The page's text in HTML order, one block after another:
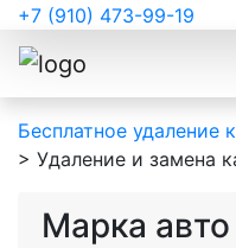
+7 (910) 473-99-19
Бесплатное удаление
> Удаление и замена
Марка авто